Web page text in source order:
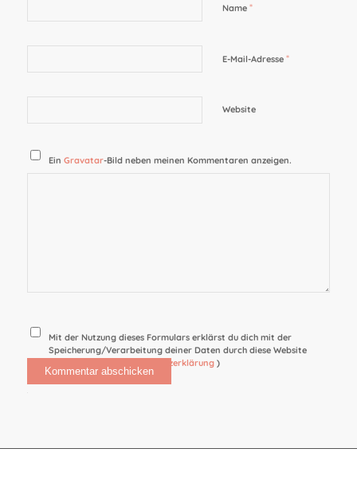
Name *
E-Mail-Adresse *
Website
EinGravatar-Bild neben meinen Kommentaren anzeigen.
Mit der Nutzung dieses Formulars erklärst du dich mit der
Speicherung/Verarbeitung deiner Daten durch diese Website
Datenschutzerklärung)